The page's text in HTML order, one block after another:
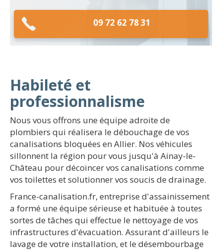
09 72 62 78 31
Habileté et
professionnalisme
Nous vous offrons une équipe adroite de
plombiers qui réalisera le débouchage de vos
canalisations bloquées en Allier. Nos véhicules
sillonnent la région pour vous jusqu'à Ainay-le-
Château pour décoincer vos canalisations comme
vos toilettes et solutionner vos soucis de drainage.
France-canalisation.fr, entreprise d'assainissement
a formé une équipe sérieuse et habituée à toutes
sortes de tâches qui effectue le nettoyage de vos
infrastructures d'évacuation. Assurant d'ailleurs le
lavage de votre installation, et le désembourbage